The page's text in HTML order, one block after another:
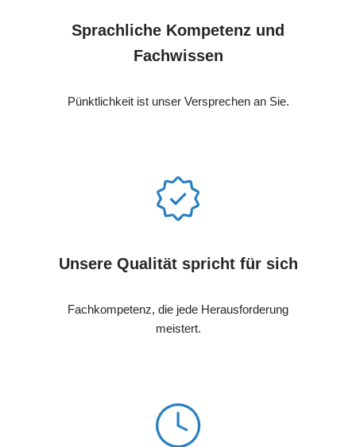
Sprachliche Kompetenz und
Fachwissen
Pünktlichkeit ist unser Versprechen an Sie.
Unsere Qualität spricht für sich
Fachkompetenz, die jede Herausforderung
meistert.